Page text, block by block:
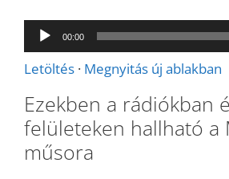
Audió
lejátszó
00:00
Letöltés · Megnyitás új ablakban
Ezekben a rádiókban
felületeken hallható a
műsora